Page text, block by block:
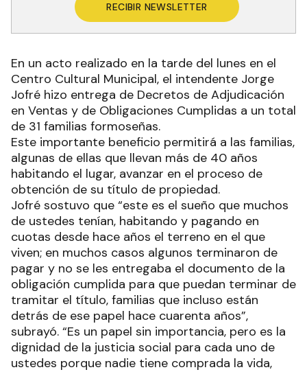
RECIBIR NEWSLETTER
En un acto realizado en la tarde del lunes en el
Centro Cultural Municipal, el intendente Jorge
Jofré hizo entrega de Decretos de Adjudicación
en Ventas y de Obligaciones Cumplidas a un total
de 31 familias formoseñas.
Este importante beneficio permitirá a las familias,
algunas de ellas que llevan más de 40 años
habitando el lugar, avanzar en el proceso de
obtención de su título de propiedad.
Jofré sostuvo que “este es el sueño que muchos
de ustedes tenían, habitando y pagando en
cuotas desde hace años el terreno en el que
viven; en muchos casos algunos terminaron de
pagar y no se les entregaba el documento de la
obligación cumplida para que puedan terminar de
tramitar el título, familias que incluso están
detrás de ese papel hace cuarenta años”,
subrayó. “Es un papel sin importancia, pero es la
dignidad de la justicia social para cada uno de
ustedes porque nadie tiene comprada la vida,